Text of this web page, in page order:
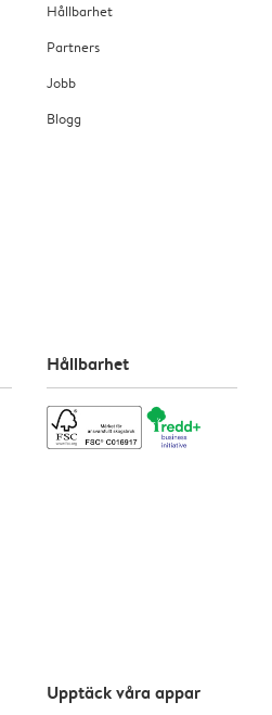
Hållbarhet
Partners
Jobb
Blogg
Hållbarhet
Upptäck våra appar